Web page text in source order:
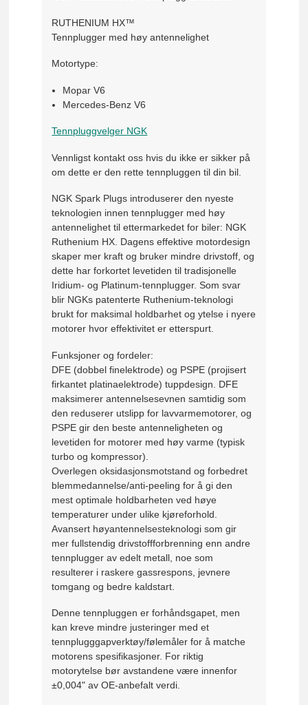
RUTHENIUM HX™
Tennplugger med høy antennelighet
Motortype:
Mopar V6
Mercedes-Benz V6
Tennpluggvelger NGK
Vennligst kontakt oss hvis du ikke er sikker på
om dette er den rette tennpluggen til din bil.
NGK Spark Plugs introduserer den nyeste
teknologien innen tennplugger med høy
antennelighet til ettermarkedet for biler: NGK
Ruthenium HX. Dagens effektive motordesign
skaper mer kraft og bruker mindre drivstoff, og
dette har forkortet levetiden til tradisjonelle
Iridium- og Platinum-tennplugger. Som svar
blir NGKs patenterte Ruthenium-teknologi
brukt for maksimal holdbarhet og ytelse i nyere
motorer hvor effektivitet er etterspurt.
Funksjoner og fordeler:
DFE (dobbel finelektrode) og PSPE (projisert
firkantet platinaelektrode) tuppdesign. DFE
maksimerer antennelsesevnen samtidig som
den reduserer utslipp for lavvarmemotorer, og
PSPE gir den beste antenneligheten og
levetiden for motorer med høy varme (typisk
turbo og kompressor).
Overlegen oksidasjonsmotstand og forbedret
blemmedannelse/anti-peeling for å gi den
mest optimale holdbarheten ved høye
temperaturer under ulike kjøreforhold.
Avansert høyantennelsesteknologi som gir
mer fullstendig drivstoffforbrenning enn andre
tennplugger av edelt metall, noe som
resulterer i raskere gassrespons, jevnere
tomgang og bedre kaldstart.
Denne tennpluggen er forhåndsgapet, men
kan kreve mindre justeringer med et
tennplugggapverktøy/følemåler for å matche
motorens spesifikasjoner. For riktig
motorytelse bør avstandene være innenfor
±0,004" av OE-anbefalt verdi.